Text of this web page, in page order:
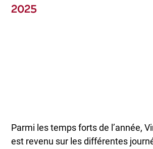
2025
Parmi les temps forts de l’année,
est revenu sur les différentes